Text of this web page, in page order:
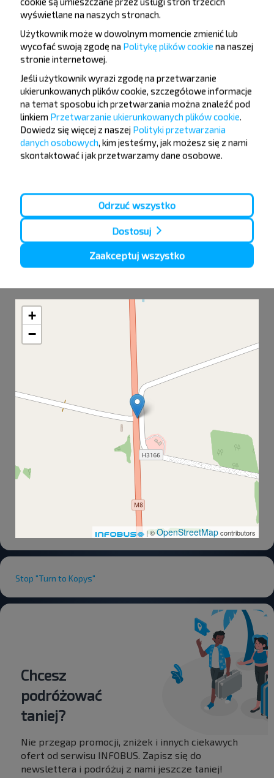
Rezerwuj
20:16
Kopys pavarot
Stop "Turn to Kopys"
0 54
21:10
Mohylew
Dworzec autobusowy, ul.Leninskaha 93
Kopys pavarot—Svietachowka—Slavieni malyja— Zabroddzie
—Lyubinichi, SGklovskiy r-n MOGILEVSKAYA OBL. Belarus
Knyazhicy, SGklovskiy r-n MOGILEVSKAYA OBL.
Mogilevskiy r-n MOGILEVSKAYA OBL.
Mogilev
+
−
| ©OpenStreetMapcontributors
Stop "Turn to Kopys"
Chcesz
podróżować
taniej?
Nie przegap promocji, zniżek i innych ciekawych
ofert od serwisu INFOBUS. Zapisz się do
newslettera i podróżuj z nami jeszcze taniej!
wyświetlane na naszych stronach.
Użytkownik może w dowolnym momencie zmienić lub
wycofać swoją zgodę na Politykę plików cookie na naszej
stronie internetowej.
Jeśli użytkownik wyrazi zgodę na przetwarzanie
ukierunkowanych plików cookie, szczegółowe informacje
na temat sposobu ich przetwarzania można znaleźć pod
linkiem Przetwarzanie ukierunkowanych plików cookie.
Dowiedz się więcej z naszej Polityki przetwarzania
danych osobowych, kim jesteśmy, jak możesz się z nami
skontaktować i jak przetwarzamy dane osobowe.
Odrzuć wszystko
Dostosuj
Zaakceptuj wszystko